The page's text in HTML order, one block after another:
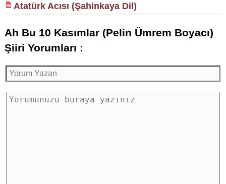
Atatürk Acısı (Şahinkaya Dil)
Ah Bu 10 Kasımlar (Pelin Ümrem Boyacı)
Şiiri Yorumları :